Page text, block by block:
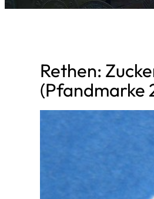
h
Rethen:
(Pfandmarke